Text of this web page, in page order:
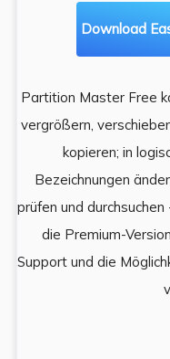
Download
Partition Master Free
vergrößern,
kopieren; in
Bezeichnungen
prüfen und
die Premium-
Support und die